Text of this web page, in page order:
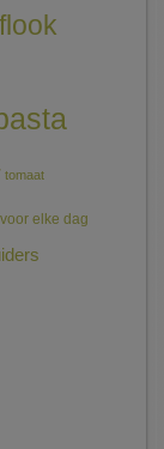
tomaat
voor elke dag